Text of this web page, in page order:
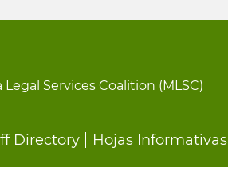
Services Coalition (MLSC)
Directory Hojas Informativas